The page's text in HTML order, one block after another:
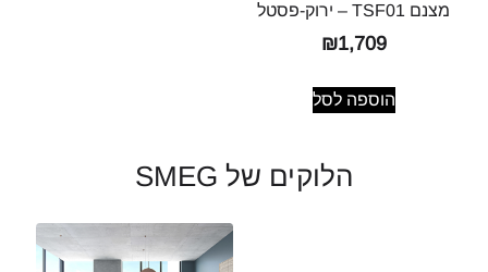
מצנם TSF01 – ירוק-פסטל
₪1,709
הוספה לסל
הלוקים של SMEG